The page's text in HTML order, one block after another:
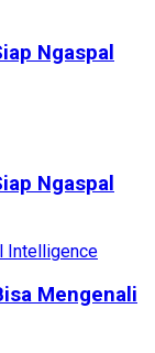
Ngaspal
Ngaspal
Mengenali